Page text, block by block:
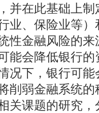
并在此基础上
业、保险业等
性金融风险的
能会降低银行
况下，银行可
削弱金融系统
关课题的研究